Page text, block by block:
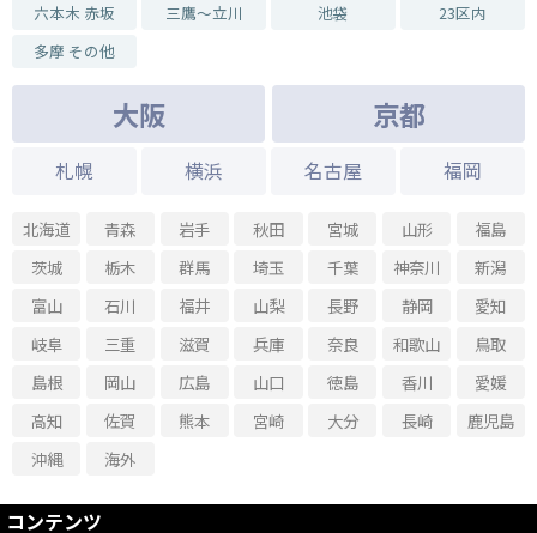
熊 猫 パンダとか展
2025.07.04 - 2025.07.06
インド綿の浴衣と小物店 in 谷中
『フジ子・ヘミング&竹久夢二 いきいき女性像展』
『堀万里・村田郁香 二人展』
2025.04.30 - 2025.05.04
2025.04.11 - 2025.04.27
お散歩展 〜おさんぽTを作ろう〜
2025.03.28 - 2025.03.30
Hitomi pop-up
2025.02.08 - 2025.02.22
2024.12.19 - 2024.12.22
六本木 赤坂
三鷹～立川 池袋
23区内
多摩 その他
大阪 京都
札幌 横浜 名古屋 福岡
北海道 青森 岩手 秋田 宮城 山形
福島
茨城
栃木 群馬 埼玉 千葉 神奈川
新潟
富山
石川 福井 山梨 長野 静岡
愛知
岐阜
三重 滋賀 兵庫 奈良 和歌山
鳥取
島根
岡山 広島 山口 徳島 香川
愛媛
高知
佐賀 熊本 宮崎 大分 長崎
鹿児島
沖縄
海外
コンテンツ